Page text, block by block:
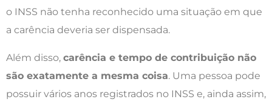
o INSS não tenha reconhecido uma situação em que
a carência deveria ser dispensada.
Além disso, carência e tempo de contribuição não
são exatamente a mesma coisa. Uma pessoa pode
possuir vários anos registrados no INSS e, ainda assim,